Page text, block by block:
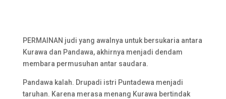
PERMAINAN judi yang awalnya untuk bersukaria antara
Kurawa dan Pandawa, akhirnya menjadi dendam
membara permusuhan antar saudara.
Pandawa kalah. Drupadi istri Puntadewa menjadi
taruhan. Karena merasa menang Kurawa bertindak